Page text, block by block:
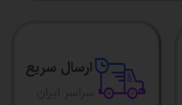
ارسال سریع